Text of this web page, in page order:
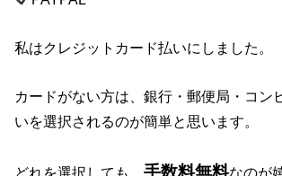
私はクレジットカード払いにしました。
カードがない方は、銀行・郵便局・コン
いを選択されるのが簡単と思います。
どれを選択しても、手数料無料なのが